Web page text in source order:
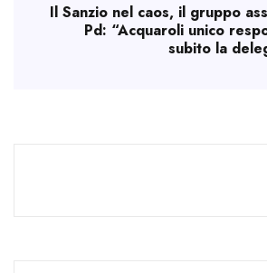
Il Sanzio nel caos, il gruppo
Pd: “Acquaroli unico
subito la